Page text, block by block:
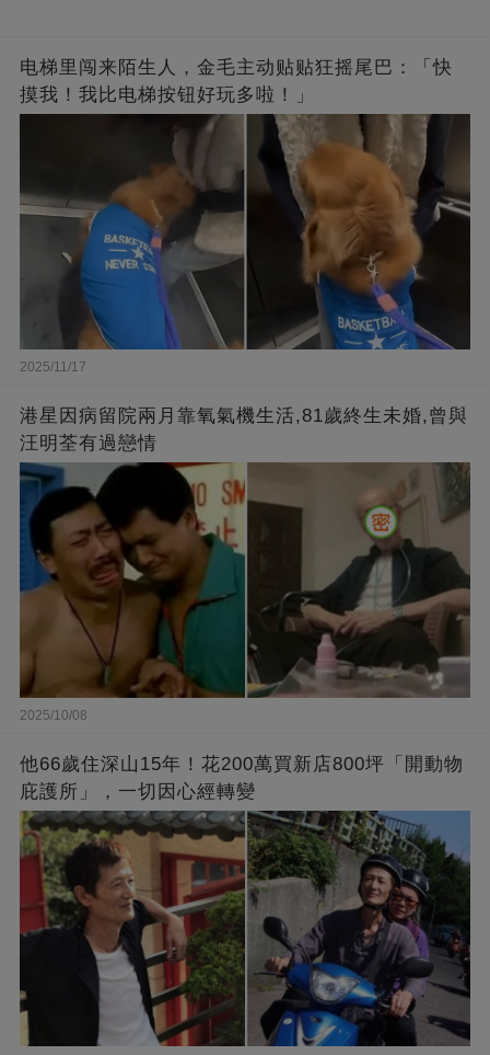
电梯里闯来陌生人，金毛主动贴贴狂摇尾巴：「快
摸我！我比电梯按钮好玩多啦！」
2025/11/17
港星因病留院兩月靠氧氣機生活,81歲終生未婚,曾與
汪明荃有過戀情
2025/10/08
他66歲住深山15年！花200萬買新店800坪「開動物
庇護所」，一切因心經轉變